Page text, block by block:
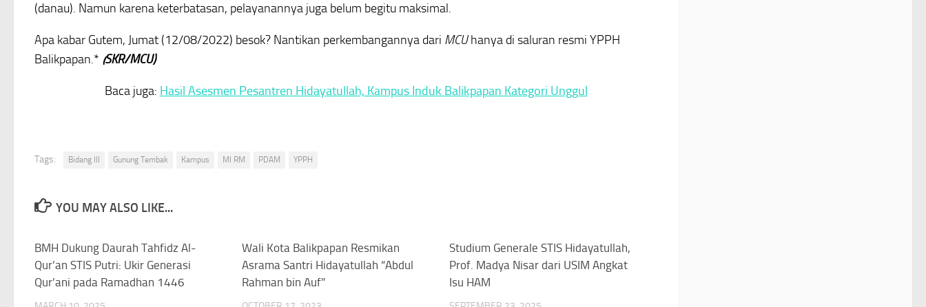
(danau). Namun karena keterbatasan, pelayanannya juga belum begitu maksimal.
Apa kabar Gutem, Jumat (12/08/2022) besok? Nantikan perkembangannya dari MCUhanya di saluran resmi YPPH
Balikpapan.* (SKR/MCU)
Baca juga: Hasil Asesmen Pesantren Hidayatullah, Kampus Induk Balikpapan Kategori Unggul
Tags: Bidang III Gunung Tembak Kampus MI RM PDAM YPPH
YOU MAY ALSO LIKE...
BMH Dukung Daurah Tahfidz Al-
Qur’an STIS Putri: Ukir Generasi
Qur’ani pada Ramadhan 1446
Wali Kota Balikpapan Resmikan
Asrama Santri Hidayatullah “Abdul
Rahman bin Auf”
Studium Generale STIS Hidayatullah,
Prof. Madya Nisar dari USIM Angkat
Isu HAM